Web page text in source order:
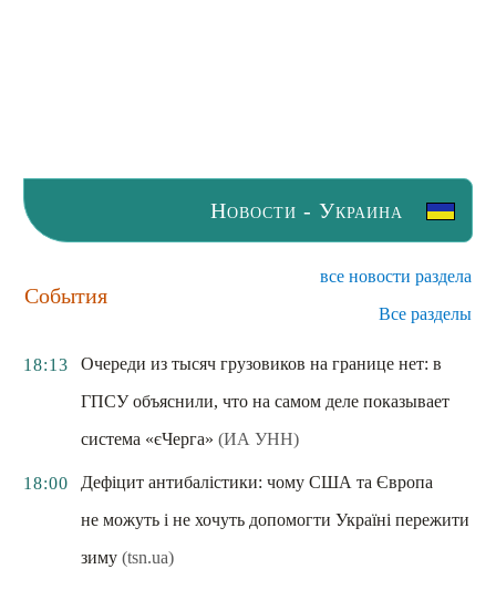
Новости - Украина
События
все новости раздела
Все разделы
18:13
Очереди из тысяч грузовиков на границе нет: в
ГПСУ объяснили, что на самом деле показывает
система «єЧерга» (ИА УНН)
18:00
Дефіцит антибалістики: чому США та Європа
не можуть і не хочуть допомогти Україні пережити
зиму (tsn.ua)